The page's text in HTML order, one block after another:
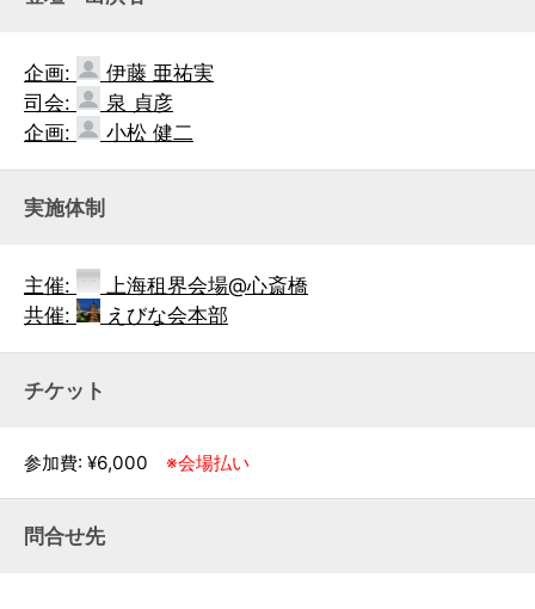
企画:
伊藤 亜祐実
司会:
泉 貞彦
企画:
小松 健二
実施体制
主催:
上海租界会場@心斎橋
共催:
えびな会本部
チケット
参加費: ¥6,000 ※会場払い
問合せ先